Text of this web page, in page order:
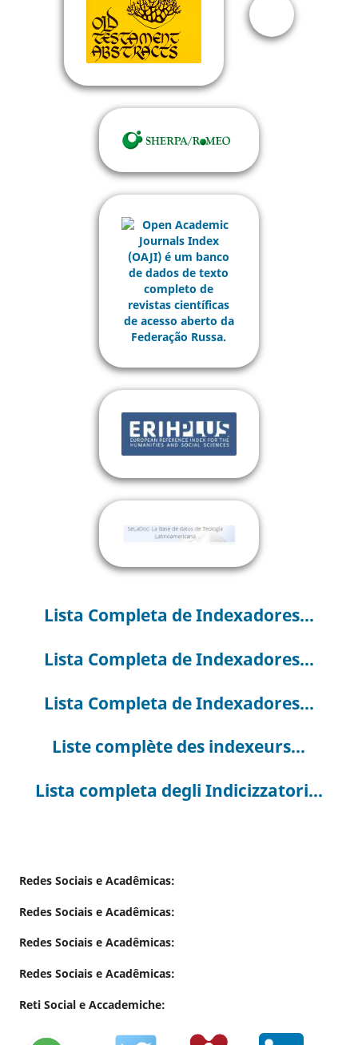
Lista Completa de Indexadores...
Lista Completa de Indexadores...
Lista Completa de Indexadores...
Liste complète des indexeurs...
Lista completa degli Indicizzatori...
Redes Sociais e Acadêmicas:
Redes Sociais e Acadêmicas:
Redes Sociais e Acadêmicas:
Redes Sociais e Acadêmicas:
Reti Social e Accademiche: